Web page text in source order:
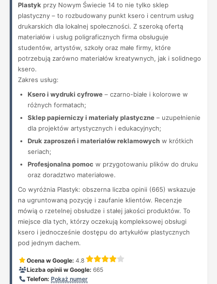
Plastyk przy Nowym Świecie 14 to nie tylko sklep
plastyczny – to rozbudowany punkt ksero i centrum usług
drukarskich dla lokalnej społeczności. Z szeroką ofertą
materiałów i usług poligraficznych firma obsługuje
studentów, artystów, szkoły oraz małe firmy, które
potrzebują zarówno materiałów kreatywnych, jak i solidnego
ksero.
Zakres usług:
Ksero i wydruki cyfrowe – czarno-białe i kolorowe w
różnych formatach;
Sklep papierniczy i materiały plastyczne – uzupełnienie
dla projektów artystycznych i edukacyjnych;
Druk zaproszeń i materiałów reklamowych w krótkich
seriach;
Profesjonalna pomoc w przygotowaniu plików do druku
oraz doradztwo materiałowe.
Co wyróżnia Plastyk: obszerna liczba opinii (665) wskazuje
na ugruntowaną pozycję i zaufanie klientów. Recenzje
mówią o rzetelnej obsłudze i stałej jakości produktów. To
miejsce dla tych, którzy oczekują kompleksowej obsługi
ksero i jednocześnie dostępu do artykułów plastycznych
pod jednym dachem.
Ocena w Google: 4.8
Liczba opinii w Google: 665
Telefon: Pokaż numer